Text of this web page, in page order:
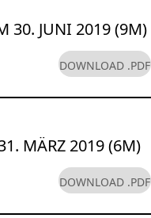
30. JUNI 2019 (9M)
DOWNLOAD .PDF
MÄRZ 2019 (6M)
DOWNLOAD .PDF